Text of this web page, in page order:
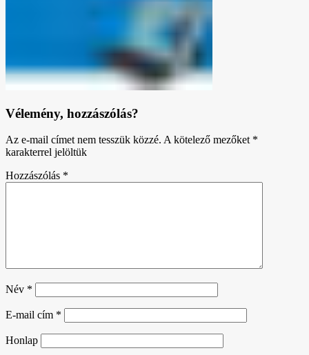
Vélemény, hozzászólás?
Az e-mail címet nem tesszük közzé. A kötelező mezőket *
karakterrel jelöltük
Hozzászólás *
Név *
E-mail cím *
Honlap